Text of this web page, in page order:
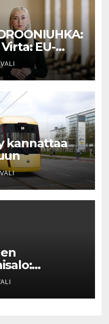
EU-
on
kannattaa
tiedon